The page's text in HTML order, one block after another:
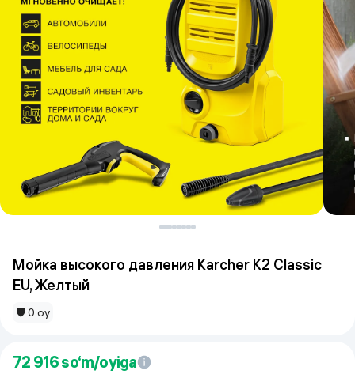
Мойка высокого давления Karcher K2 Classic
EU, Желтый
🛡 0 oy
72 916so‘m/oyiga